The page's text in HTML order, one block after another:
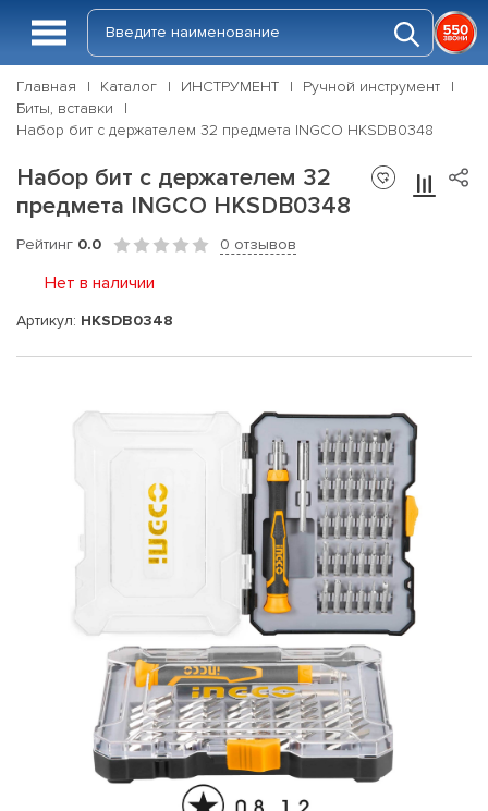
Главная Каталог ИНСТРУМЕНТ
Ручной инструмент
Биты, вставки
Набор бит с держателем 32 предмета INGCO HKSDB0348
Набор бит с держателем 32
предмета INGCO HKSDB0348
Рейтинг 0.0 0 отзывов
Нет в наличии
Артикул: HKSDB0348